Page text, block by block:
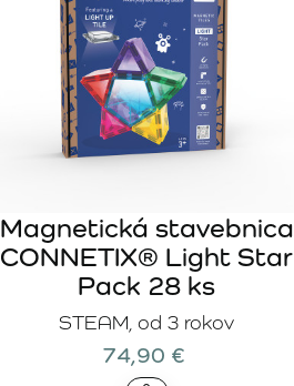
STEAM, od 3 rokov
Magnetická stavebnica
CONNETIX® Light Star
Pack 28 ks
74,90 €